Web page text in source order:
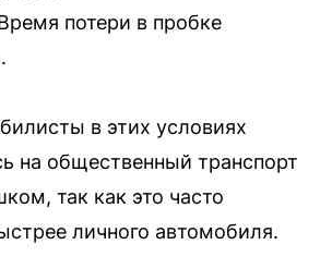
потери в пробке
в этих условиях
на общественный транспорт
так как это часто
личного автомобиля.